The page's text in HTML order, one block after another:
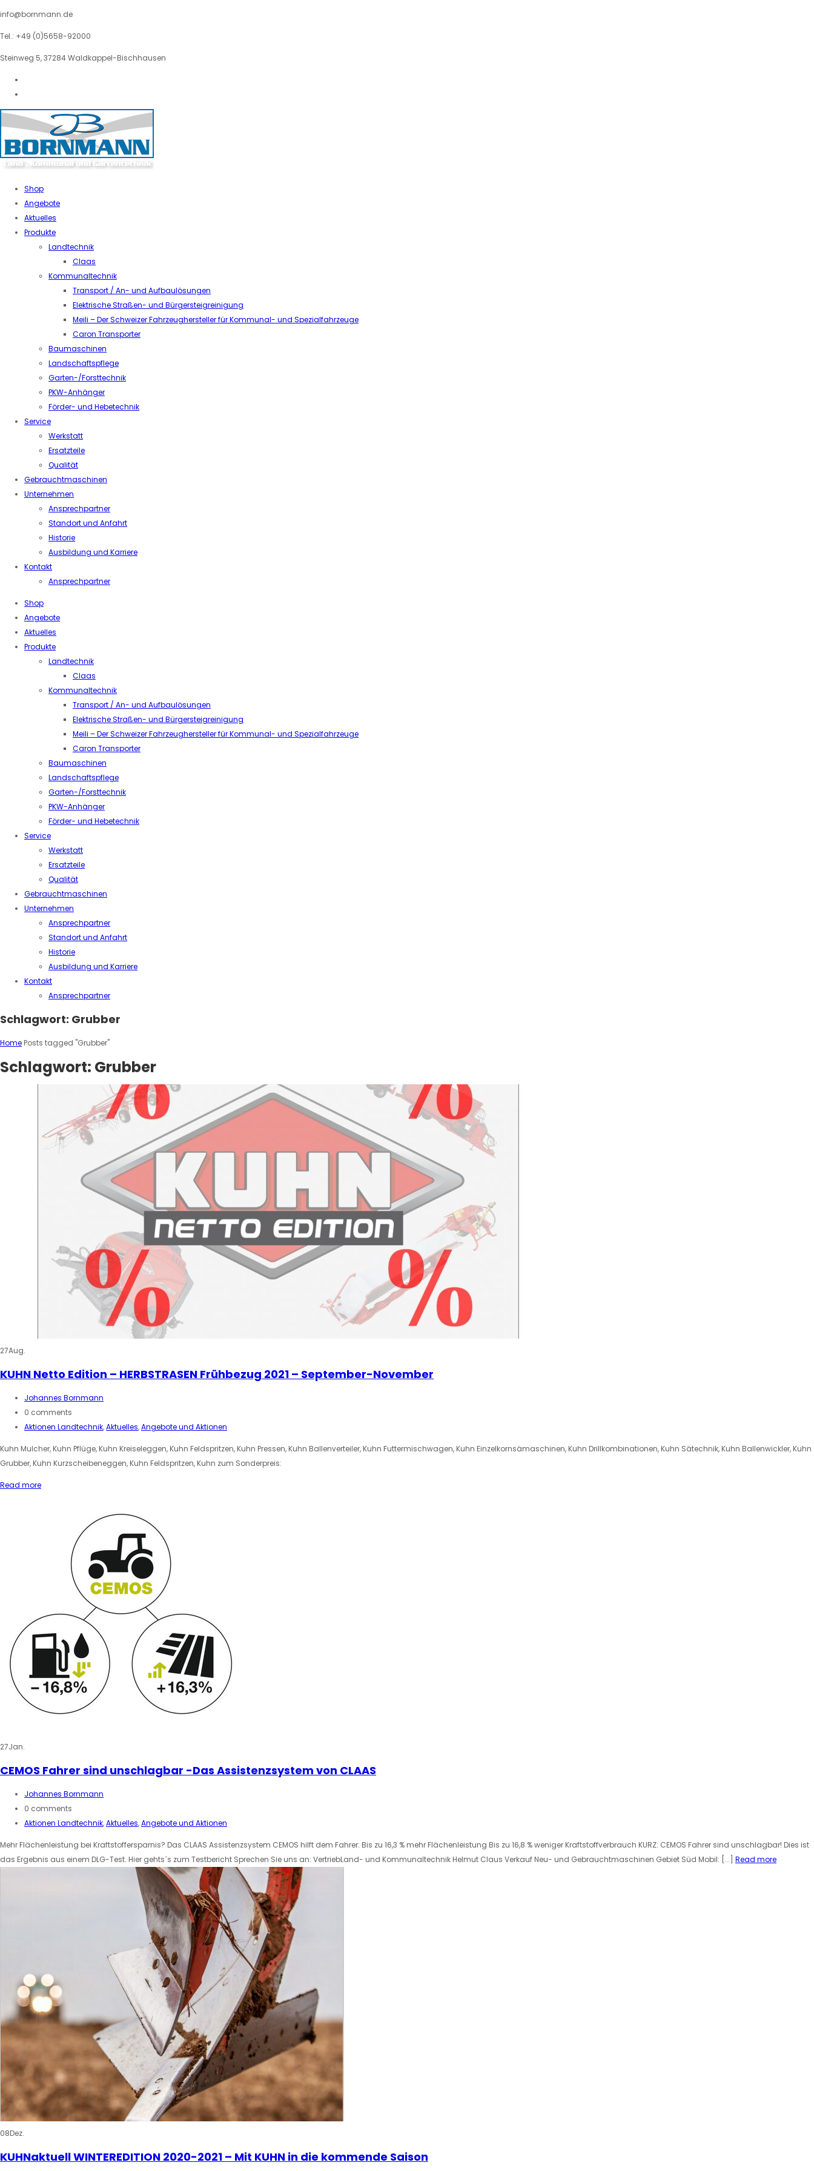
info@bornmann.de
Tel.: +49 (0)5658-92000
Steinweg 5, 37284 Waldkappel-Bischhausen
Shop
Angebote
Aktuelles
Produkte
Landtechnik
Claas
Kommunaltechnik
Transport / An- und Aufbaulösungen
Elektrische Straßen- und Bürgersteigreinigung
Meili – Der Schweizer Fahrzeughersteller für Kommunal- und Spezialfahrzeuge
Caron Transporter
Baumaschinen
Landschaftspflege
Garten-/Forsttechnik
PKW-Anhänger
Förder- und Hebetechnik
Service
Werkstatt
Ersatzteile
Qualität
Gebrauchtmaschinen
Unternehmen
Ansprechpartner
Standort und Anfahrt
Historie
Ausbildung und Karriere
Kontakt
Ansprechpartner
Shop
Angebote
Aktuelles
Produkte
Landtechnik
Claas
Kommunaltechnik
Transport / An- und Aufbaulösungen
Elektrische Straßen- und Bürgersteigreinigung
Meili – Der Schweizer Fahrzeughersteller für Kommunal- und Spezialfahrzeuge
Caron Transporter
Baumaschinen
Landschaftspflege
Garten-/Forsttechnik
PKW-Anhänger
Förder- und Hebetechnik
Service
Werkstatt
Ersatzteile
Qualität
Gebrauchtmaschinen
Unternehmen
Ansprechpartner
Standort und Anfahrt
Historie
Ausbildung und Karriere
Kontakt
Ansprechpartner
Schlagwort: Grubber
Home Posts tagged "Grubber"
Schlagwort: Grubber
27Aug.
KUHN Netto Edition – HERBSTRASEN Frühbezug 2021 – September-November
Johannes Bornmann
0 comments
Aktionen Landtechnik,Aktuelles,Angebote und Aktionen
Kuhn Mulcher, Kuhn Pflüge, Kuhn Kreiseleggen, Kuhn Feldspritzen, Kuhn Pressen, Kuhn Ballenverteiler, Kuhn Futtermischwagen, Kuhn Einzelkornsämaschinen, Kuhn Drillkombinationen, Kuhn Sätechnik, Kuhn Ballenwickler, Kuhn
Grubber, Kuhn Kurzscheibeneggen, Kuhn Feldspritzen, Kuhn zum Sonderpreis:
Read more
27Jan.
CEMOS Fahrer sind unschlagbar -Das Assistenzsystem von CLAAS
Johannes Bornmann
0 comments
Aktionen Landtechnik,Aktuelles,Angebote und Aktionen
Mehr Flächenleistung bei Kraftstoffersparnis? Das CLAAS Assistenzsystem CEMOS hilft dem Fahrer: Bis zu 16,3 % mehr Flächenleistung Bis zu 16,8 % weniger Kraftstoffverbrauch KURZ: CEMOS Fahrer sind unschlagbar! Dies ist
das Ergebnis aus einem DLG-Test. Hier gehts´s zum Testbericht Sprechen Sie uns an: VertriebLand- und Kommunaltechnik Helmut Claus Verkauf Neu- und Gebrauchtmaschinen Gebiet Süd Mobil: [...] Read more
08Dez.
KUHNaktuell WINTEREDITION 2020-2021 – Mit KUHN in die kommende Saison